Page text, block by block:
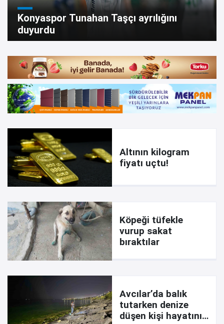
Konyaspor Tunahan Taşçı ayrılığını
duyurdu
Altının kilogram
fiyatı uçtu!
Köpeği tüfekle
vurup sakat
bıraktılar
Avcılar’da balık
tutarken denize
düşen kişi hayatını